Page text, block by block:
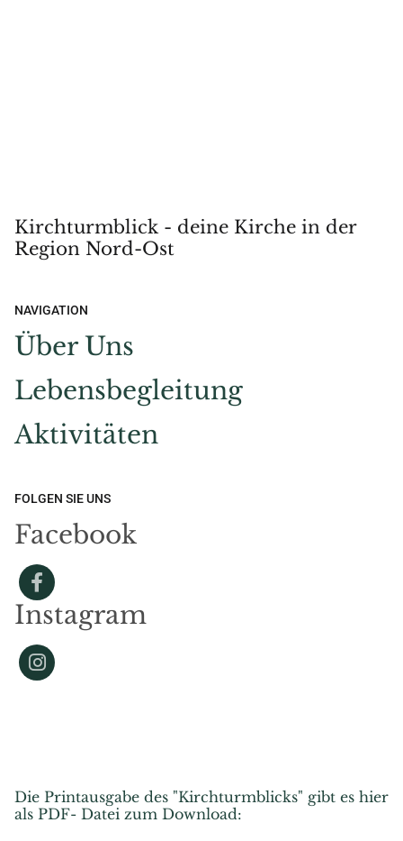
Kirchturmblick - deine Kirche in der
Region Nord-Ost
NAVIGATION
Über Uns
Lebensbegleitung
Aktivitäten
FOLGEN SIE UNS
Facebook
Instagram
Die Printausgabe des "Kirchturmblicks" gibt es hier
als PDF- Datei zum Download: